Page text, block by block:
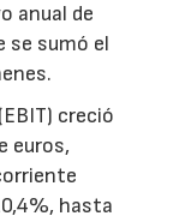
anual de
se sumó el
creció
euros,
hasta